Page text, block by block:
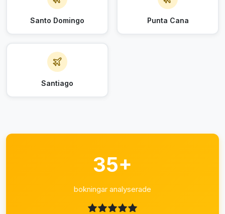
Santo Domingo Punta Cana
Santiago
35+
bokningar analyserade